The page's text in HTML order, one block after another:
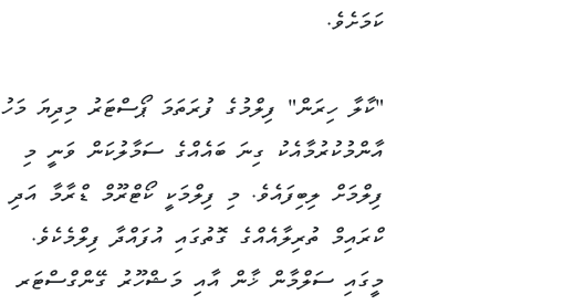
ކަމަށެވެ.
"ކާލާ ހިރަން" ފިލްމުގެ ފުރަތަމަ ޕޯސްޓަރު މިދިޔަ މަހު
އާންމުކުރުމާއެކު ގިނަ ބައެއްގެ ސަމާލުކަން ވަނީ މި
ފިލްމަށް ލިބިފައެވެ. މި ފިލްމަކީ ކޯޓްރޫމް ޑްރާމާ އަދި
ކްރައިމް ތުރިލާއެއްގެ ގޮތުގައި އުފައްދާ ފިލްމެކެވެ.
މީގައި ސަލްމާން ޚާން އާއި މަޝްހޫރު ގޭންގްސްޓަރ